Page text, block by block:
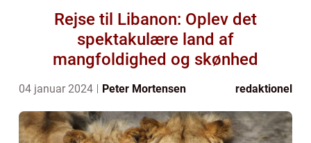
Rejse til Libanon: Oplev det
spektakulære land af
mangfoldighed og skønhed
04 januar 2024 Peter Mortensen redaktionel